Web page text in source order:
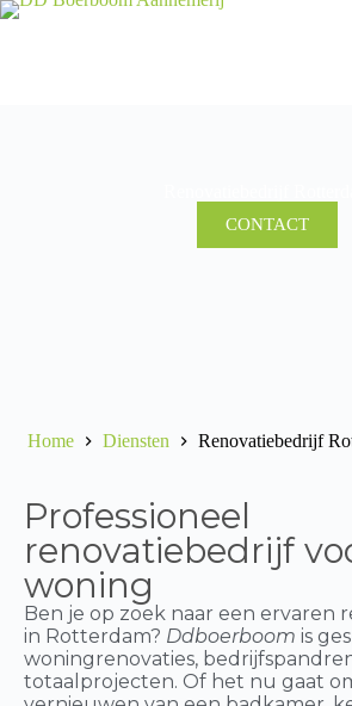
CONTACT
Home Diensten Renovatiebedrijf
Professioneel
renovatiebedrijf
woning
Ben je op zoek naar een ervaren
in Rotterdam? Ddboerboom is
woningrenovaties,
totaalprojecten. Of het nu gaat